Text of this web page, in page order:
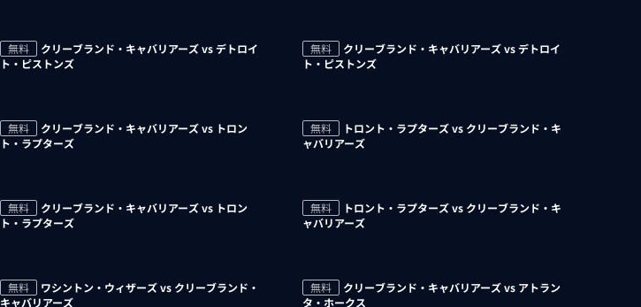
無料
クリーブランド・キャバリアーズ vs デトロイ
ト・ピストンズ
無料
クリーブランド・キャバリアーズ vs デトロイ
ト・ピストンズ
無料
クリーブランド・キャバリアーズ vs トロン
ト・ラプターズ
無料
トロント・ラプターズ vs クリーブランド・キ
ャバリアーズ
無料
クリーブランド・キャバリアーズ vs トロン
ト・ラプターズ
無料
トロント・ラプターズ vs クリーブランド・キ
ャバリアーズ
無料
ワシントン・ウィザーズ vs クリーブランド・
キャバリアーズ
無料
クリーブランド・キャバリアーズ vs アトラン
タ・ホークス